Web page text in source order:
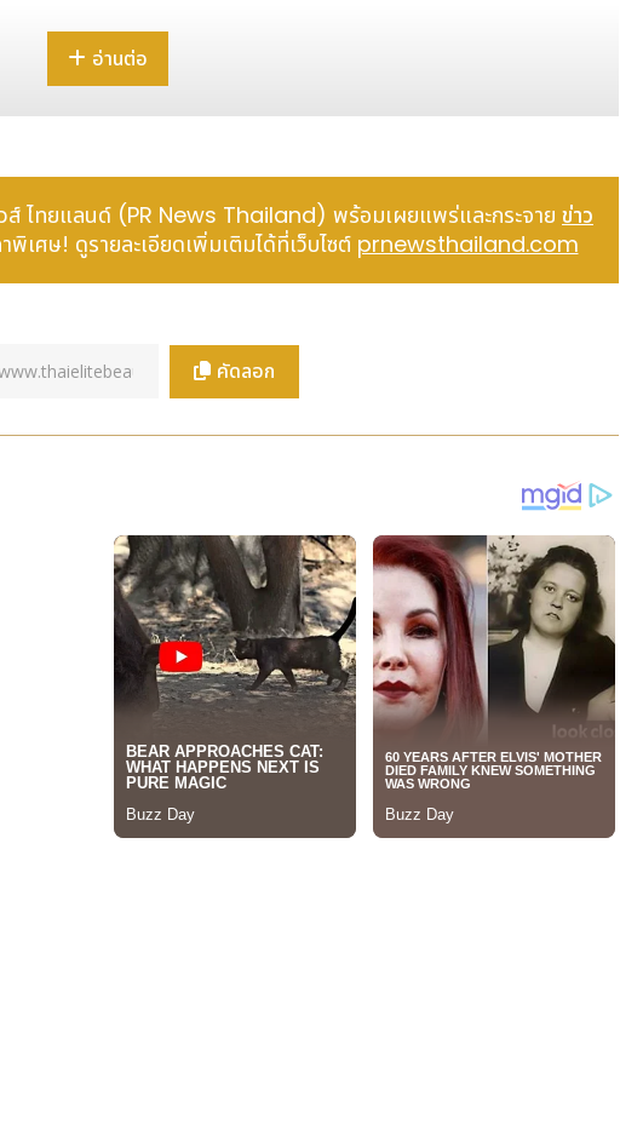
งค์กรระหว่างประเทศ โดยมีพื้นที่จัดแสดงรวมทั้งสิ้น 140,000 ตารางเมตร ภายใน
รมเจรจาการค้า เพื่อเสริมสร้างความร่วมมือด้านการเกษตรในเชิงปฏิบัติร่วมกับ
ะประเทศที่เข้าร่วมข้อริเริ่มสายแถบและเส้นทาง (Belt and RoadInitiative)
และออนไลน์ ทั้งในสถานที่และนอกสถานที่ ทั้งในประเทศและต่างประเทศ เพื่อ
ระหยัดน้ำ การเกษตรอัจฉริยะ และการเกษตรดิจิทัล
ย่างต่อเนื่องรวม 31 ครั้ง ก้าวขึ้นเป็นหนึ่งในงานแสดงเทคโนโลยีการเกษตรที่ยิ่ง
ป็นเวทีสำคัญที่เปิดโอกาสให้นานาประเทศได้แสดงความก้าวหน้าด้านการเกษตร
มมืออย่างเปิดกว้าง จวบจนถึงปัจจุบัน งานนี้ได้จัดกิจกรรมแลกเปลี่ยนระหว่าง
ศูนย์สาธิตการฝึกอบรมและการแลกเปลี่ยนเทคโนโลยีการเกษตรขององค์การ
งขับเคลื่อนใหม่ให้แก่งานมหกรรมนี้ และยกระดับให้เป็นเวทีความร่วมมือด้าน
งไฮ้ โดยมีการจัดแสดงสินค้ามากมาย อาทิ งานหัตถกรรมจากปากีสถาน ช็อกโกแล
ปากีสถาน กล่าวว่า “เราหวังว่าสินค้าของเราจะสามารถเจาะเข้าสู่ตลาดจีนได้
ษตรขององค์การความร่วมมือเซี่ยงไฮ้ (SCO Agricultural Expo) โดยภายใน
าจากต่างประเทศ และโซนฝึกอบรมเทคโนโลยีการเกษตร
ด้แก่ การประชุมโต๊ะกลมองค์การความร่วมมือเซี่ยงไฮ้ว่าด้วยการเกษตรสมัยใหม่
ละการบรรเทาความยากจน การเปิดตัวมาตรฐานแหล่งผลิตสินค้าเชิงนิเวศของ
น-อุปสงค์สินค้าเกษตร โดยมีเป้าหมายเพื่อเสริมสร้างความร่วมมือด้านการเกษตร
ยให้ผู้ประกอบการสามารถขยายธุรกิจสู่ตลาดโลกได้อย่างมั่นคง
ให้งานมหกรรมเทคโนโลยีการเกษตรไฮเทคเขตหยางหลิง ประเทศจีน กลายเป็น
อ่านต่อ
ส์ ไทยแลนด์ (PR News Thailand) พร้อมเผยแพร่และกระจาย ข่าว
เศษ! ดูรายละเอียดเพิ่มเติมได้ที่เว็บไซต์ prnewsthailand.com
คัดลอก